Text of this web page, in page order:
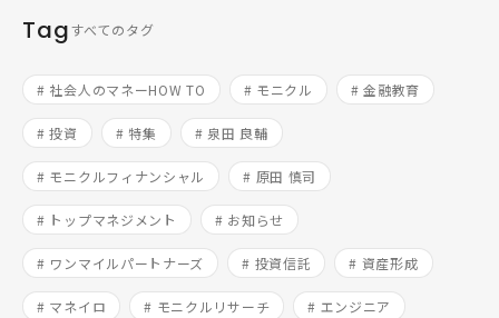
Tagすべてのタグ
# 社会人のマネーHOW TO # モニクル # 金融教育
# 投資 # 特集 # 泉田 良輔
# モニクルフィナンシャル # 原田 慎司
# トップマネジメント # お知らせ
# ワンマイルパートナーズ # 投資信託 # 資産形成
# マネイロ # モニクルリサーチ # エンジニア